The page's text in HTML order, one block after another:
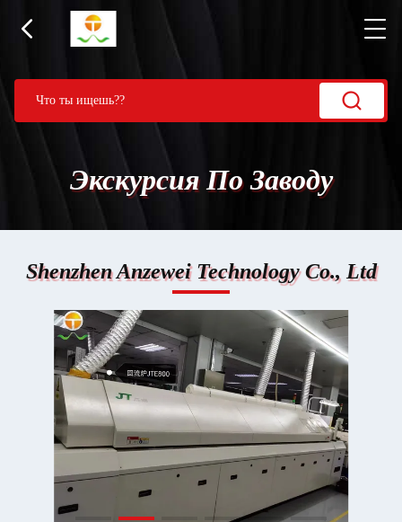
Экскурсия По Заводу
Shenzhen Anzewei Technology Co., Ltd